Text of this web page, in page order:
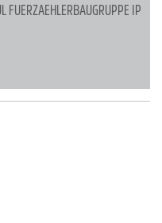
FUERZAEHLERBAUGRUPPE IP